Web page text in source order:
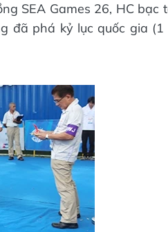
SEA Games 26, HC bạc
đã phá kỷ lục quốc gia (1